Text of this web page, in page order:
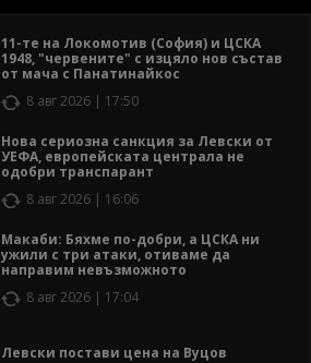
11-те на Локомотив (София) и ЦСКА
1948, "червените" с изцяло нов състав
от мача с Панатинайкос
8 авг 2026 | 17:50
Нова сериозна санкция за Левски от
УЕФА, европейската централа не
одобри транспарант
8 авг 2026 | 16:06
Макаби: Бяхме по-добри, а ЦСКА ни
ужили с три атаки, отиваме да
направим невъзможното
8 авг 2026 | 17:04
Левски постави цена на Вуцов